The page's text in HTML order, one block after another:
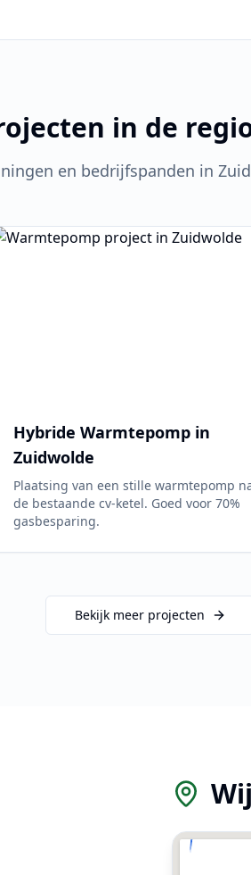
in de
en bedrijfspanden in
Hybride Warmtepomp in
Zuidwolde
Plaatsing van een stille warmtepomp
de bestaande cv-ketel. Goed voor 70%
gasbesparing.
Bekijk meer projecten